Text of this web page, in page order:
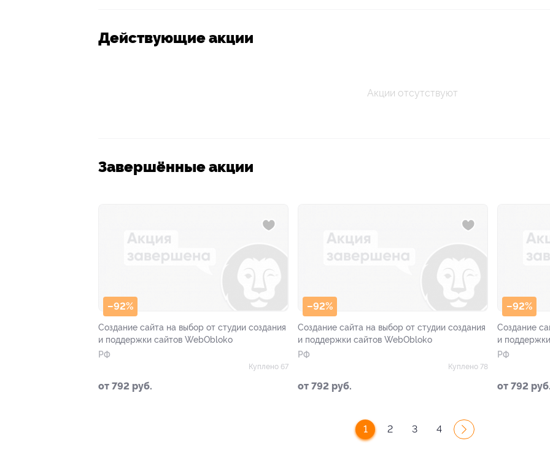
Действующие акции
Акции отсутствуют
Завершённые акции
–92%
Создание сайта на выбор от студии создания
и поддержки сайтов WebObloko
РФ
от 792 руб.
Куплено 67
–92%
Создание сайта на выбор от студии создания
и поддержки сайтов WebObloko
РФ
от 792 руб.
Куплено 78
–92%
Создание
и
РФ
от 792 руб.
1 2 3 4